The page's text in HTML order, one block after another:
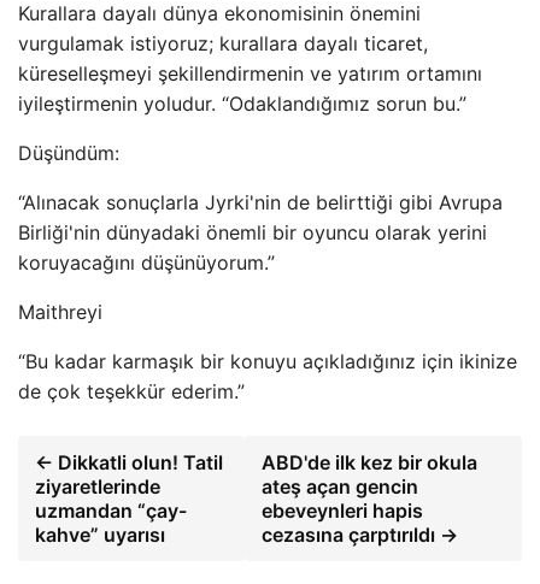
Kurallara dayalı dünya ekonomisinin önemini
vurgulamak istiyoruz; kurallara dayalı ticaret,
küreselleşmeyi şekillendirmenin ve yatırım ortamını
iyileştirmenin yoludur. “Odaklandığımız sorun bu.”
Düşündüm:
“Alınacak sonuçlarla Jyrki'nin de belirttiği gibi Avrupa
Birliği'nin dünyadaki önemli bir oyuncu olarak yerini
koruyacağını düşünüyorum.”
Maithreyi
“Bu kadar karmaşık bir konuyu açıkladığınız için ikinize
de çok teşekkür ederim.”
← Dikkatli olun! Tatil
ziyaretlerinde
uzmandan “çay-
kahve” uyarısı
ABD'de ilk kez bir okula
ateş açan gencin
ebeveynleri hapis
cezasına çarptırıldı →